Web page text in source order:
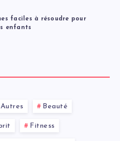
faciles à résoudre pour
enfants
Autres Beauté
Fitness